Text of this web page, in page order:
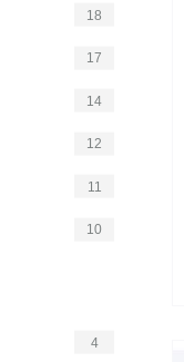
18
17
14
12
11
10
4